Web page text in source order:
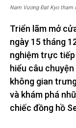
Nam Vương Đạt Kyo tham
Triển lãm mở
ngày 15 tháng
nghiệm trực
hiểu câu
không gian
và khám phá
chiếc đồng hồ